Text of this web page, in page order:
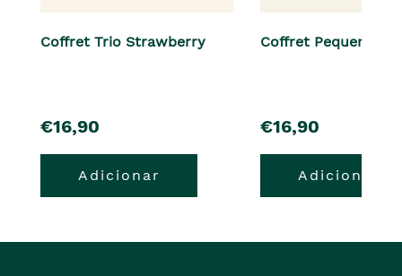
Coffret Trio Strawberry
pre�o
€16,90
Adicionar
Coffret Pequeno
pre�o
€16,90
Adicionar